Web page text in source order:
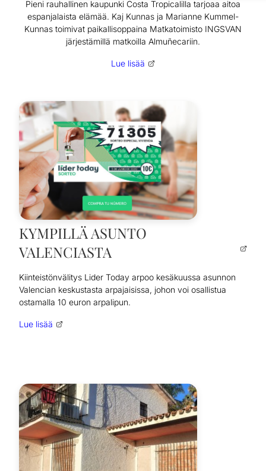
Pieni rauhallinen kaupunki Costa Tropicalilla tarjoaa aitoa
espanjalaista elämää. Kaj Kunnas ja Marianne Kummel-
Kunnas toimivat paikallisoppaina Matkatoimisto INGSVAN
järjestämillä matkoilla Almuñecariin.
Lue lisää
KYMPILLÄ ASUNTO
VALENCIASTA
Kiinteistönvälitys Lider Today arpoo kesäkuussa asunnon
Valencian keskustasta arpajaisissa, johon voi osallistua
ostamalla 10 euron arpalipun.
Lue lisää